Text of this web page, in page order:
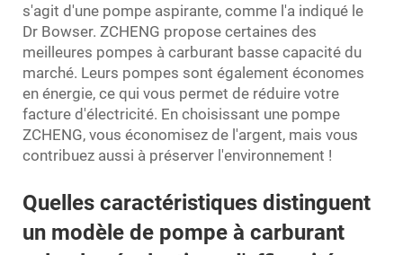
s'agit d'une pompe aspirante, comme l'a indiqué le
Dr Bowser. ZCHENG propose certaines des
meilleures pompes à carburant basse capacité du
marché. Leurs pompes sont également économes
en énergie, ce qui vous permet de réduire votre
facture d'électricité. En choisissant une pompe
ZCHENG, vous économisez de l'argent, mais vous
contribuez aussi à préserver l'environnement !
Quelles caractéristiques distinguent
un modèle de pompe à carburant